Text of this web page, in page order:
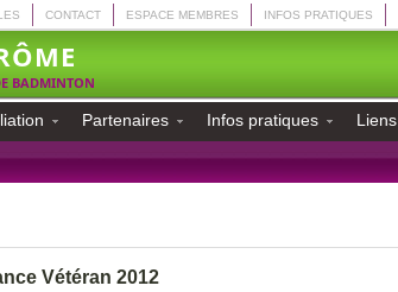
CONTACT ESPACE MEMBRES INFOS PRATIQUES
BADMINTON
Partenaires Infos pratiques Liens
Vétéran 2012